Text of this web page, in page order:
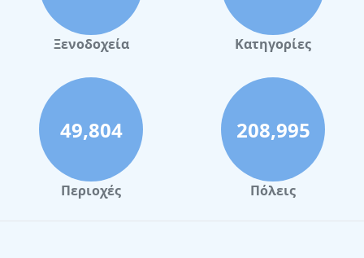
Ξενοδοχεία Κατηγορίες
49,804
Περιοχές
208,995
Πόλεις